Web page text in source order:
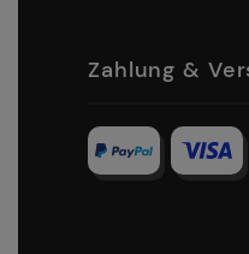
Zahlung &